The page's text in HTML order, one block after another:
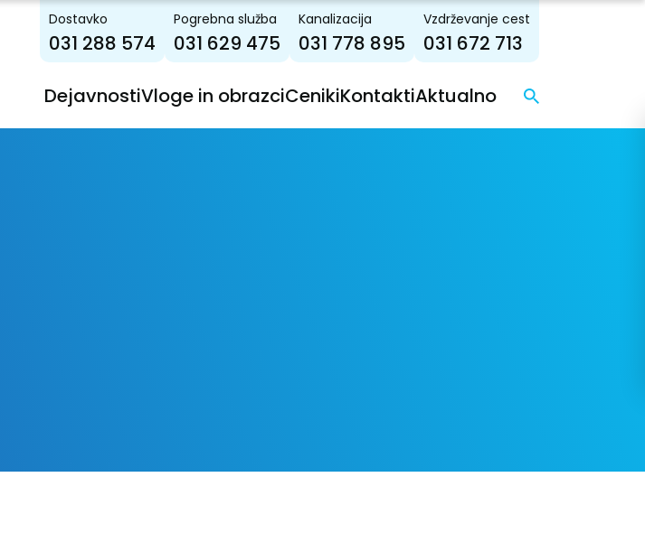
Dostavko
031 288 574
Pogrebna služba
031 629 475
Kanalizacija
031 778 895
Vzdrževanje cest
031 672 713
DejavnostiVloge in obrazciCenikiKontaktiAktualno